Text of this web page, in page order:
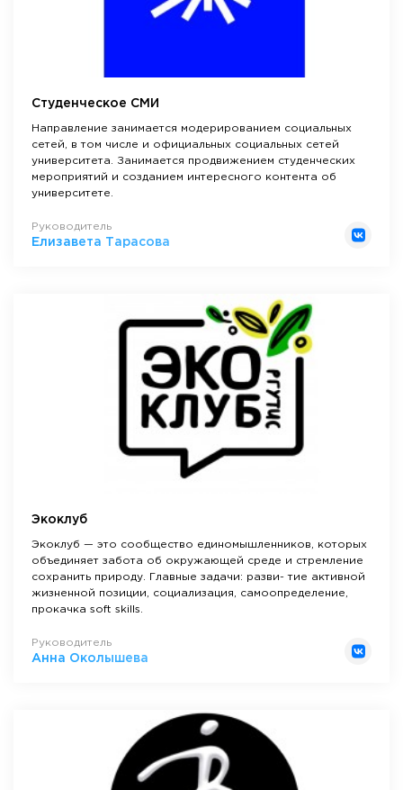
Студенческое СМИ
Направление занимается модерированием социальных
сетей, в том числе и официальных социальных сетей
университета. Занимается продвижением студенческих
мероприятий и созданием интересного контента об
университете.
Руководитель
Елизавета Тарасова
Экоклуб
Экоклуб — это сообщество единомышленников, которых
объединяет забота об окружающей среде и стремление
сохранить природу. Главные задачи: разви- тие активной
жизненной позиции, социализация, самоопределение,
прокачка soft skills.
Руководитель
Анна Околышева